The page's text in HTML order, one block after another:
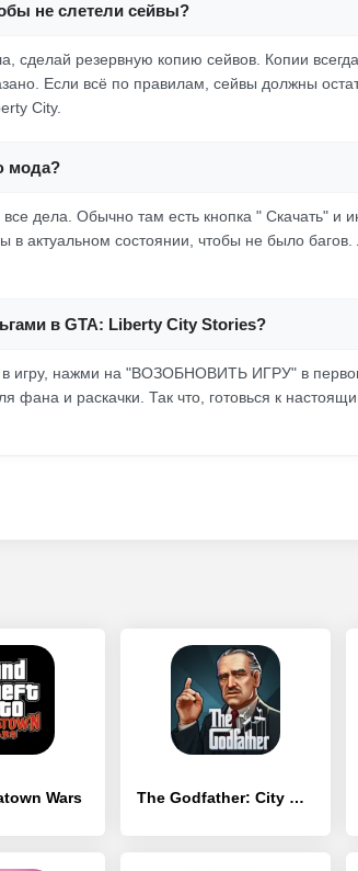
не слетели сейвы?
сделай резервную копию сейвов. Копии
Если всё по правилам, сейвы должны
City.
мода?
дела. Обычно там есть кнопка " Скачать" и
в актуальном состоянии, чтобы не было
в GTA: Liberty City Stories?
в игру, нажми на "ВОЗОБНОВИТЬ ИГРУ" в
фана и раскачки. Так что, готовься к
Wars The Godfather: City Wars